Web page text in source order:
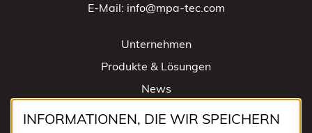
E-Mail: info@mpa-tec.com
Unternehmen
Produkte & Lösungen
News
Kontakt
INFORMATIONEN, DIE WIR SPEICHERN